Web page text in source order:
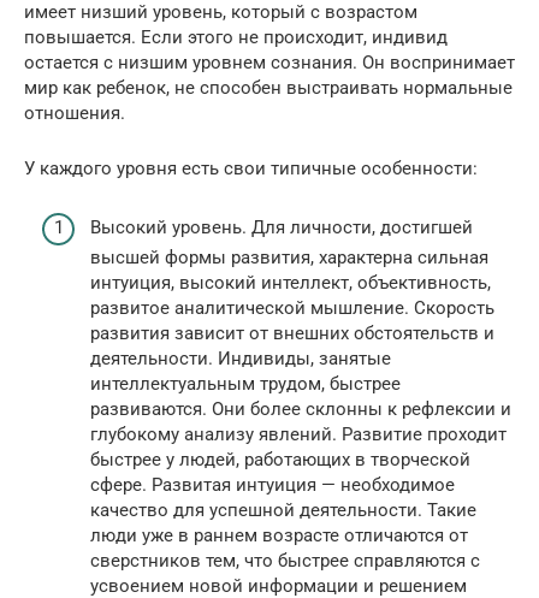
имеет низший уровень, который с возрастом
повышается. Если этого не происходит, индивид
остается с низшим уровнем сознания. Он воспринимает
мир как ребенок, не способен выстраивать нормальные
отношения.
У каждого уровня есть свои типичные особенности:
Высокий уровень. Для личности, достигшей
высшей формы развития, характерна сильная
интуиция, высокий интеллект, объективность,
развитое аналитической мышление. Скорость
развития зависит от внешних обстоятельств и
деятельности. Индивиды, занятые
интеллектуальным трудом, быстрее
развиваются. Они более склонны к рефлексии и
глубокому анализу явлений. Развитие проходит
быстрее у людей, работающих в творческой
сфере. Развитая интуиция — необходимое
качество для успешной деятельности. Такие
люди уже в раннем возрасте отличаются от
сверстников тем, что быстрее справляются с
усвоением новой информации и решением